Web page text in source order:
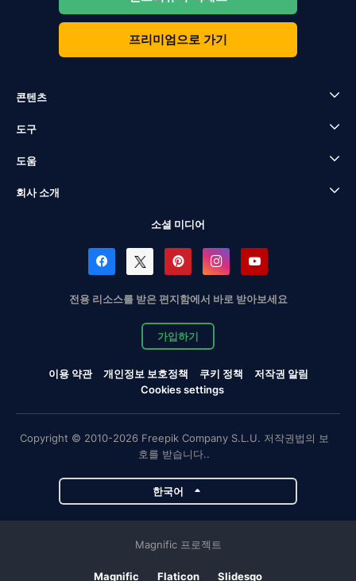
프리미엄으로 가기
콘텐츠
도구
도움
회사 소개
소셜 미디어
전용 리소스를 받은 편지함에서 바로 받아보세요
가입하기
이용 약관 개인정보 보호정책 쿠키 정책
저작권 알림
Cookies settings
Copyright © 2010-2026 Freepik Company S.L.U. 저작권법의 보
호를 받습니다..
한국어
Magnific 프로젝트
Magnific Flaticon Slidesgo